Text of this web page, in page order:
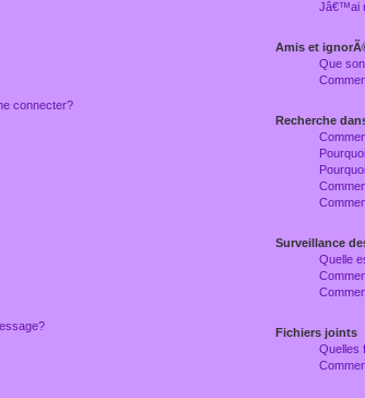
connecter?
Jâ€™ai
Amis et
Que
Recherche
Surveillance
Quelle
Fichiers joints
Quelles